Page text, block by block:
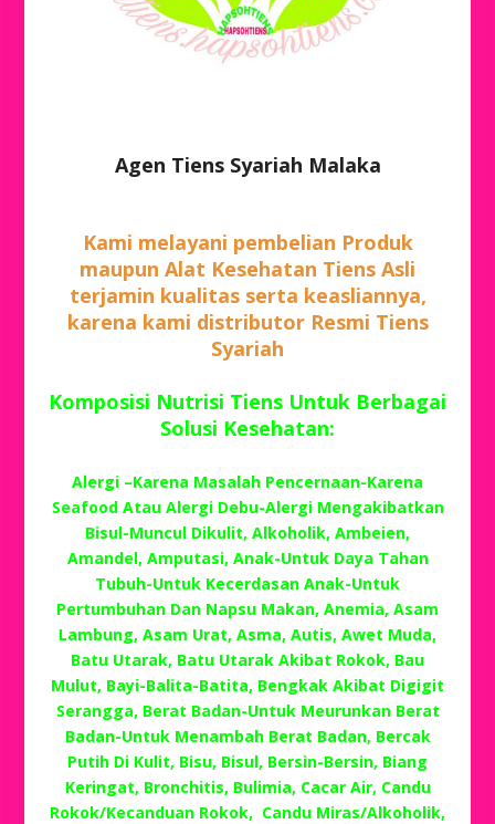
Agen Tiens Syariah Malaka
Kami melayani pembelian Produk
maupun Alat Kesehatan Tiens Asli
terjamin kualitas serta keasliannya,
karena kami distributor Resmi Tiens
Syariah
Komposisi Nutrisi Tiens Untuk Berbagai
Solusi Kesehatan:
Alergi –Karena Masalah Pencernaan-Karena
Seafood Atau Alergi Debu-Alergi Mengakibatkan
Bisul-Muncul Dikulit, Alkoholik, Ambeien,
Amandel, Amputasi, Anak-Untuk Daya Tahan
Tubuh-Untuk Kecerdasan Anak-Untuk
Pertumbuhan Dan Napsu Makan, Anemia, Asam
Lambung, Asam Urat, Asma, Autis, Awet Muda,
Batu Utarak, Batu Utarak Akibat Rokok, Bau
Mulut, Bayi-Balita-Batita, Bengkak Akibat Digigit
Serangga, Berat Badan-Untuk Meurunkan Berat
Badan-Untuk Menambah Berat Badan, Bercak
Putih Di Kulit, Bisu, Bisul, Bersin-Bersin, Biang
Keringat, Bronchitis, Bulimia, Cacar Air, Candu
Rokok/Kecanduan Rokok, Candu Miras/Alkoholik,